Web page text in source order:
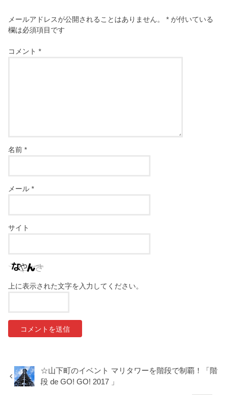
メールアドレスが公開されることはありません。 * が付いている
欄は必須項目です
コメント*
名前*
メール*
サイト
上に表示された文字を入力してください。
☆山下町のイベント マリタワーを階段で制覇！「階
段 de GO! GO! 2017 」